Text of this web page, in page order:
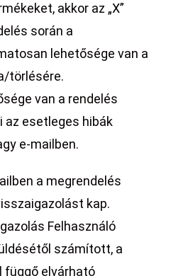
akkor az „X”
során a
lehetősége van a
törlésére.
van a rendelés
az esetleges hibák
e-mailben.
a megrendelés
kap.
Felhasználó
számított, a
függő elvárható